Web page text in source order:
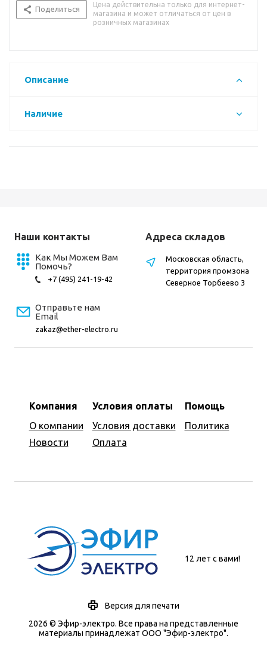
Поделиться
Цена действительна только для интернет-
магазина и может отличаться от цен в
розничных магазинах
Описание
Наличие
Наши контакты
Как Мы Можем Вам
Помочь?
+7 (495) 241-19-42
Отправьте нам
Email
zakaz@ether-electro.ru
Компания
О компании
Новости
Условия оплаты
Условия доставки
Оплата
Помощь
Политика
Адреса складов
Московская область,
территория промзона
Северное Торбеево 3
12 лет с вами!
Версия для печати
2026 © Эфир-электро. Все права на представленные
материалы принадлежат ООО "Эфир-электро".